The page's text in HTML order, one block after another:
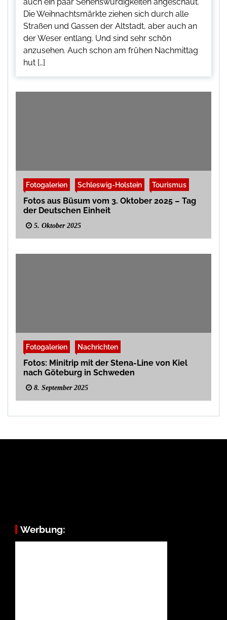
Die Weihnachtsmärkte ziehen sich durch alle
Straßen und Gassen der Altstadt, aber auch an
der Weser entlang. Und sind sehr schön
anzusehen. Auch schon am frühen Nachmittag
hut […]
Fotogalerien Schleswig-Holstein Tourismus
Fotos aus Büsum vom 3. Oktober 2025 – Tag
der Deutschen Einheit
5. Oktober 2025
Fotogalerien Nachrichten
Fotos: Minitrip mit der Stena-Line von Kiel
nach Göteburg in Schweden
8. September 2025
Werbung: